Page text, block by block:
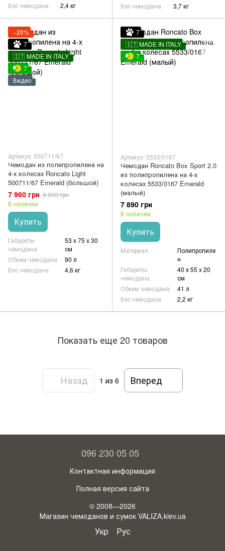
Вес чемодана 2,4 кг Вес чемодана 3,7 кг
−20%
7
🇮🇹 MADE IN ITALY
7
Видео
Артикул: 500711/67
Чемодан из полипропилена на
4-х колесах Roncato Light
500711/67 Emerald (большой)
7 960 грн 9 950 грн
В наличии
Купить
Габариты
чемодана
53 x 75 x 30
см
Обьем чемодана
90 л
Вес чемодана
4,6 кг
7
🇮🇹 MADE IN ITALY
7
Артикул: 5533/0167
Чемодан Roncato Box Sport 2.0
из полипропилена на 4-х
колесах 5533/0167 Emerald
(малый)
7 890 грн
В наличии
Купить
Материал
Полипропиле
н
Габариты
чемодана
40 х 55 x 20
см
Обьем чемодана
41 л
Вес чемодана
2,2 кг
Показать еще 20 товаров
Назад 1 из 6 Вперед
096 230 05 05
Контактная информация
Полная версия сайта
© 2008—2026
Магазин чемоданов и сумок VALIZA.kiev.ua
Укр Рус